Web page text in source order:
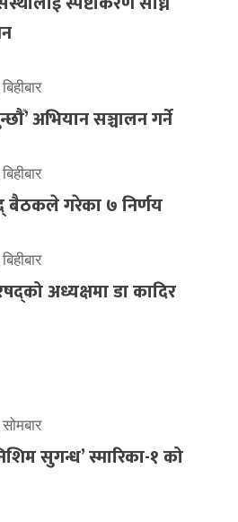
अभियान सञ्चालन गर्ने
बैठकले गरेका ७ निर्णय
अध्यक्षमा डा कादिर
सुगन्ध’ स्मारिका-१ को